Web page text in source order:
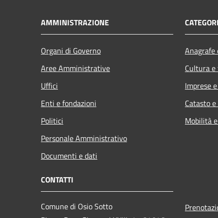
AMMINISTRAZIONE
Organi di Governo
Aree Amministrative
Uffici
Enti e fondazioni
Politici
Personale Amministrativo
Documenti e dati
Cultura
Imprese
Catasto
Mobilità
CONTATTI
Comune di Osio Sotto